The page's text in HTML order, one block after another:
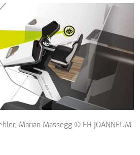
Marian Massegg © FH JOANNEUM